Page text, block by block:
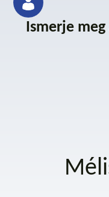
Ismerje meg